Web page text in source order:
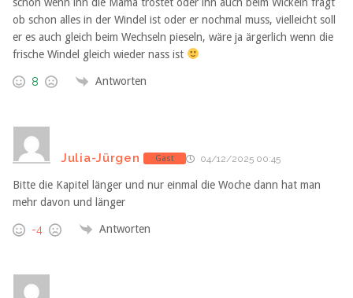
ob schon alles in der Windel ist oder er nochmal muss, vielleicht soll
er es auch gleich beim Wechseln pieseln, wäre ja ärgerlich wenn die
frische Windel gleich wieder nass ist
8 Antworten
Julia-Jürgen Gast 04/12/2025 00:45
Bitte die Kapitel länger und nur einmal die Woche dann hat man
mehr davon und länger
-4 Antworten